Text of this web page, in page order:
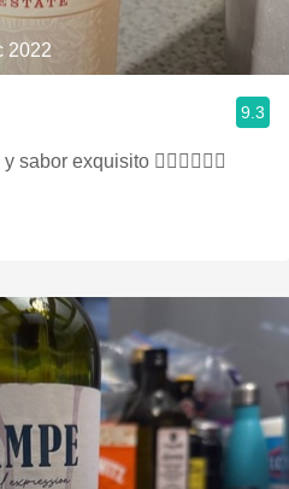
2022
9.3
exquisito 👌🏻👌🏻💪🏻